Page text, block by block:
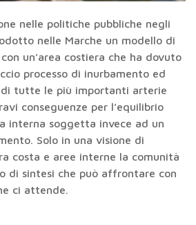
nelle politiche pubbliche negli
nelle Marche un modello di
un’area costiera che ha dovuto
processo di inurbamento ed
di tutte le più importanti arterie
conseguenze per l’equilibrio
interna soggetta invece ad un
Solo in una visione di
costa e aree interne la comunità
di sintesi che può affrontare con
ci attende.